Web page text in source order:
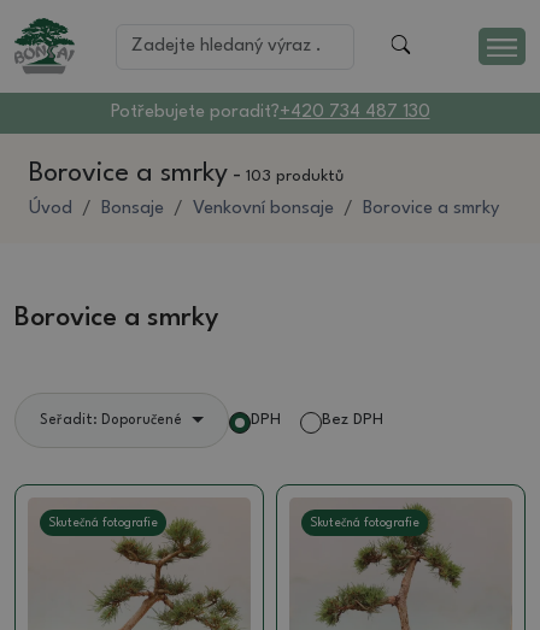
Potřebujete poradit?+420 734 487 130
Borovice a smrky - 103 produktů
Úvod Bonsaje Venkovní bonsaje Borovice a smrky
Borovice a smrky
Seřadit: Doporučené DPH Bez DPH
Skutečná fotografie Skutečná fotografie